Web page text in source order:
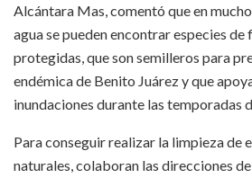
Alcántara Mas, comentó que en
agua se pueden encontrar especies de
protegidas, que son semilleros para
endémica de Benito Juárez y que
inundaciones durante las temporadas
Para conseguir realizar la limpieza de
naturales, colaboran las direcciones